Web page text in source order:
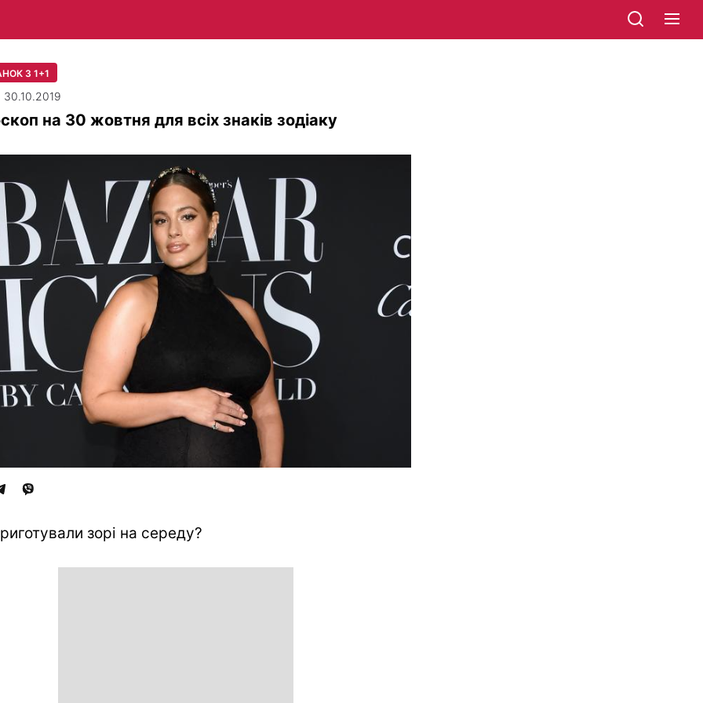
З 1+1
на 30 жовтня для всіх знаків зодіаку
зорі на середу?